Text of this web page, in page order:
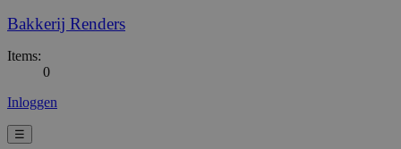
Bakkerij Renders
Items:
0
Inloggen
☰